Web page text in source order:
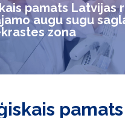
pamats Latvijas
augu sugu
zona